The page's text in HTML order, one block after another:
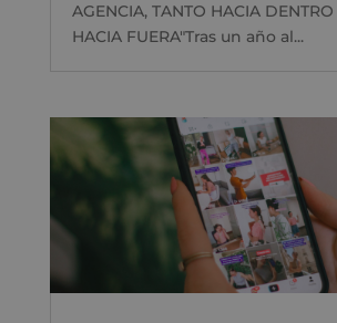
AGENCIA, TANTO HACIA
HACIA FUERA"Tras un año al...